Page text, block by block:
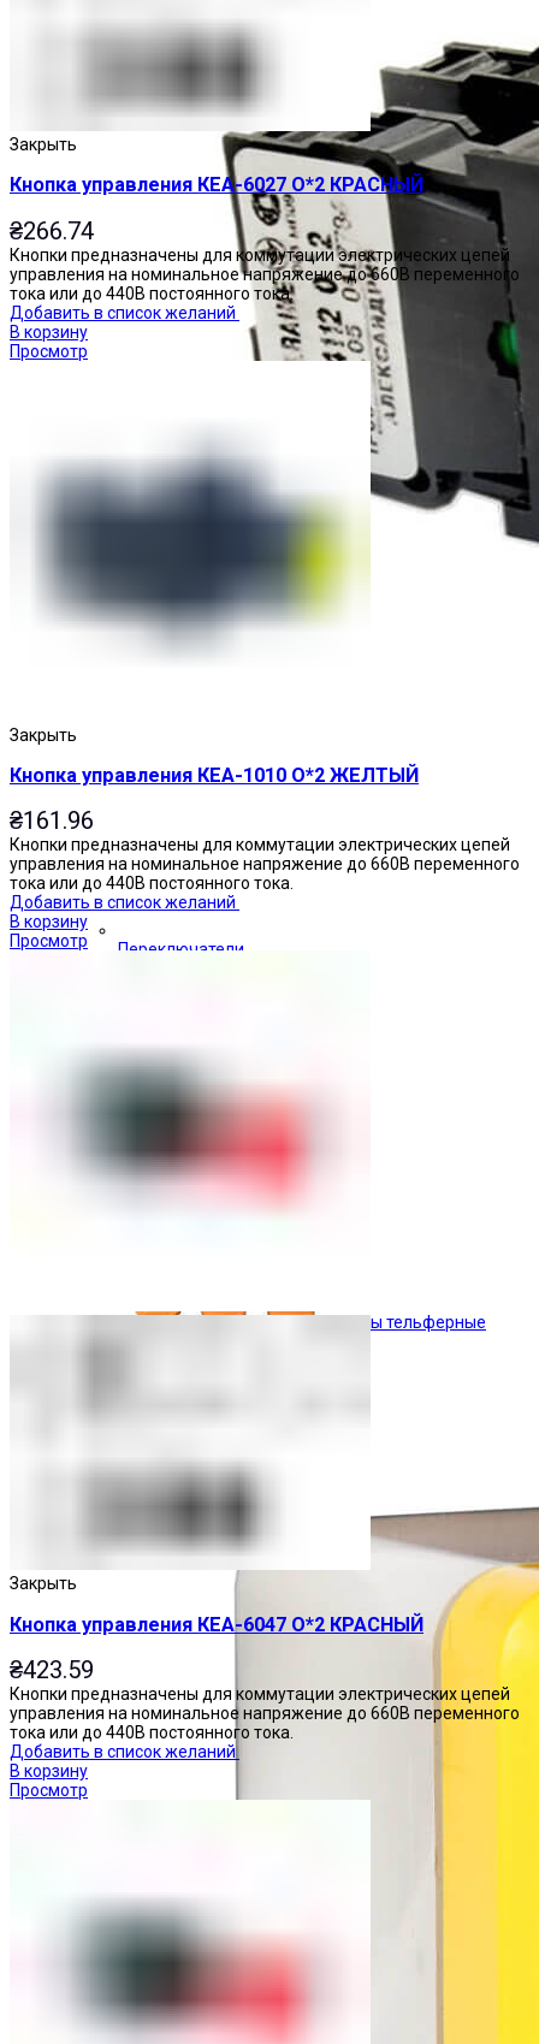
Переключатели
Посты тельферные
Закрыть
Кнопка управления КЕА-6027 О*2 КРАСНЫЙ
₴266.74
Кнопки предназначены для коммутации электрических цепей
управления на номинальное напряжение до 660В переменного
тока или до 440В постоянного тока.
Добавить в список желаний
В корзину
Просмотр
Закрыть
Кнопка управления КЕА-1010 О*2 ЖЕЛТЫЙ
₴161.96
Кнопки предназначены для коммутации электрических цепей
управления на номинальное напряжение до 660В переменного
тока или до 440В постоянного тока.
Добавить в список желаний
В корзину
Просмотр
Закрыть
Кнопка управления КЕА-6047 О*2 КРАСНЫЙ
₴423.59
Кнопки предназначены для коммутации электрических цепей
управления на номинальное напряжение до 660В переменного
тока или до 440В постоянного тока.
Добавить в список желаний
В корзину
Просмотр